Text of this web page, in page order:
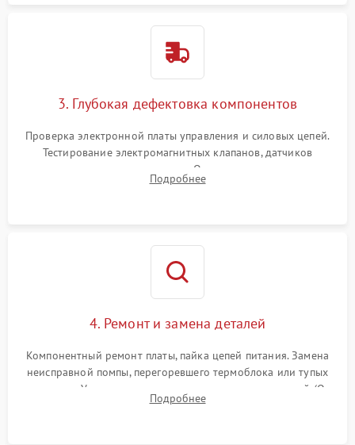
3. Глубокая дефектовка компонентов
Проверка электронной платы управления и силовых цепей.
Тестирование электромагнитных клапанов, датчиков
температуры и расходомера. Оценка степени износа
жерновов кофемолки, уплотнительных колец гидросистемы
Подробнее
4. Ремонт и замена деталей
Компонентный ремонт платы, пайка цепей питания. Замена
неисправной помпы, перегоревшего термоблока или тупых
жерновов. Установка новых силиконовых уплотнителей (O-
ring) и тефлоновых трубок для надежного устранения
Подробнее